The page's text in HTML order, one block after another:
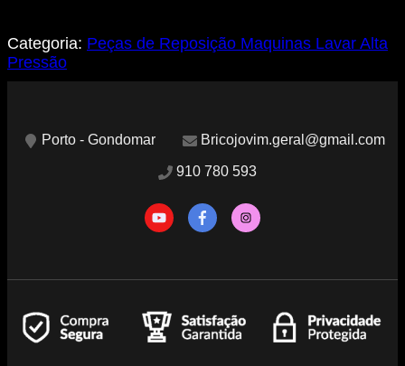
Categoria: Peças de Reposição Maquinas Lavar Alta
Pressão
Porto - Gondomar Bricojovim.geral@gmail.com
910 780 593